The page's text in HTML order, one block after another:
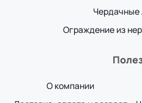
Чердачные
Ограждение из
О компании